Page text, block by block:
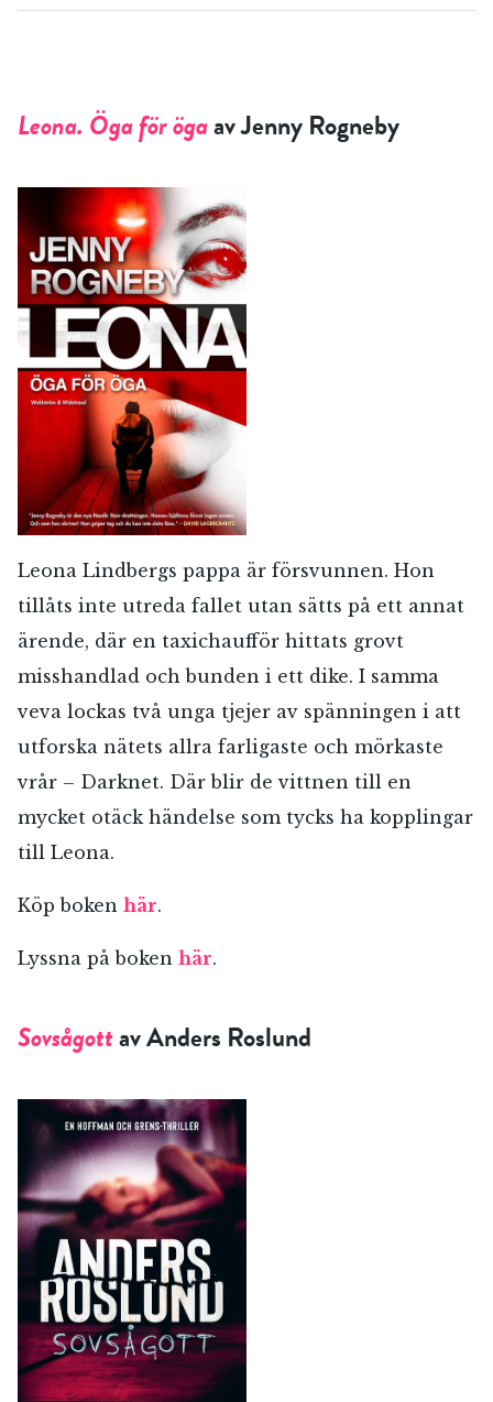
Leona. Öga för ögaav Jenny Rogneby
Leona Lindbergs pappa är försvunnen. Hon
tillåts inte utreda fallet utan sätts på ett annat
ärende, där en taxichaufför hittats grovt
misshandlad och bunden i ett dike. I samma
veva lockas två unga tjejer av spänningen i att
utforska nätets allra farligaste och mörkaste
vrår – Darknet. Där blir de vittnen till en
mycket otäck händelse som tycks ha kopplingar
till Leona.
Köp boken här.
Lyssna på boken här.
Sovsågottav Anders Roslund